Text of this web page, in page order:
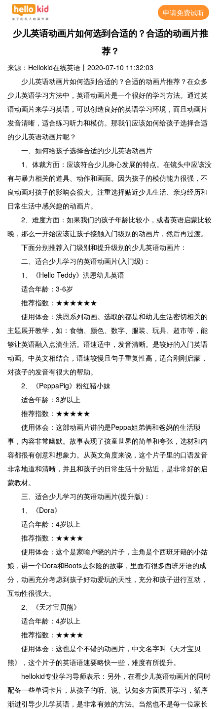
申请免费试听
少儿英语动画片如何选到合适的？合适的动画片推
荐？
来源：Hellokid在线英语 丨 2020-07-10 11:32:03
少儿英语动画片如何选到合适的？合适的动画片推荐？在众多
少儿英语学习方法中，英语动画片是一个很好的学习方法。通过英
语动画片来学习英语，可以创造良好的英语学习环境，而且动画片
发音清晰，适合练习听力和模仿。那我们应该如何给孩子选择合适
的少儿英语动画片呢？
一、如何给孩子选择合适的少儿英语动画片
1、体裁方面：应该符合少儿身心发展的特点。在镜头中应该没
有与暴力相关的道具、动作和画面。因为孩子的模仿能力很强，不
良动画对孩子的影响会很大。注重选择贴近少儿生活、亲身经历和
日常生活中感兴趣的动画片。
2、难度方面：如果我们的孩子年龄比较小，或者英语启蒙比较
晚，那么一开始应该让孩子接触入门级别的动画片，然后再过渡。
下面分别推荐入门级别和提升级别的少儿英语动画片：
二、适合少儿学习的英语动画片(入门级)：
1、《Hello Teddy》洪恩幼儿英语
适合年龄：3-6岁
推荐指数：★★★★★★
使用体会：洪恩系列动画。选取的都是和幼儿生活密切相关的
主题展开教学，如：食物、颜色、数字、服装、玩具、超市等，能
够让英语融入点滴生活。语速适中，发音清晰。是较好的入门英语
动画。中英文相结合，语速较慢且句子重复性高，适合刚刚启蒙，
对孩子的发音有很大的帮助。
2、《PeppaPig》粉红猪小妹
适合年龄：3岁以上
推荐指数：★★★★★
使用体会：这部动画片讲的是Peppa姐弟俩和爸妈的生活琐
事，内容非常幽默。故事表现了孩童世界的简单和夸张，选材和内
容都很有创意和想象力。从英文角度来说，这个片子里的口语发音
非常地道和清晰，并且和孩子的日常生活十分贴近，是非常好的启
蒙教材。
三、适合少儿学习的英语动画片(提升版)：
1、《Dora》
适合年龄：4岁以上
推荐指数：★★★★
使用体会：这个是家喻户晓的片子，主角是个西班牙籍的小姑
娘，讲一个Dora和Boots去探险的故事，里面有很多西班牙语的成
分，动画充分考虑到孩子好动爱玩的天性，充分和孩子进行互动，
互动性很强大。
2、《天才宝贝熊》
适合年龄：4岁以上
推荐指数：★★★★
使用体会：这也是个不错的动画片，中文名字叫《天才宝贝
熊》，这个片子的英语语速要略快一些，难度有所提升。
hellokid专业学习导师表示：另外，在看少儿英语动画片的同时
配备一些单词卡片，从孩子的听、说、认知多方面展开学习，循序
渐进引导少儿学英语，是非常有效的方法。当然也不是每一位家长